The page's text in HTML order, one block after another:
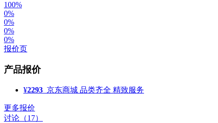
100%
0%
0%
0%
0%
报价页
产品报价
¥2293 京东商城 品类齐全 精致服务
更多报价
讨论（17）